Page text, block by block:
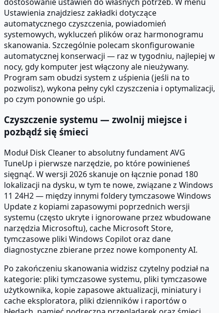
Ustawienia znajdziesz zakładki dotyczące
automatycznego czyszczenia, powiadomień
systemowych, wykluczeń plików oraz harmonogramu
skanowania. Szczególnie polecam skonfigurowanie
automatycznej konserwacji — raz w tygodniu, najlepiej w
nocy, gdy komputer jest włączony ale nieużywany.
Program sam obudzi system z uśpienia (jeśli na to
pozwolisz), wykona pełny cykl czyszczenia i optymalizacji,
po czym ponownie go uśpi.
Czyszczenie systemu — zwolnij miejsce i
pozbądź się śmieci
Moduł Disk Cleaner to absolutny fundament AVG
TuneUp i pierwsze narzędzie, po które powinieneś
sięgnąć. W wersji 2026 skanuje on łącznie ponad 180
lokalizacji na dysku, w tym te nowe, związane z Windows
11 24H2 — między innymi foldery tymczasowe Windows
Update z kopiami zapasowymi poprzednich wersji
systemu (często ukryte i ignorowane przez wbudowane
narzędzia Microsoftu), cache Microsoft Store,
tymczasowe pliki Windows Copilot oraz dane
diagnostyczne zbierane przez nowe komponenty AI.
Po zakończeniu skanowania widzisz czytelny podział na
kategorie: pliki tymczasowe systemu, pliki tymczasowe
użytkownika, kopie zapasowe aktualizacji, miniatury i
cache eksploratora, pliki dzienników i raportów o